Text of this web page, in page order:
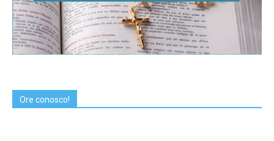
Ore conosco!